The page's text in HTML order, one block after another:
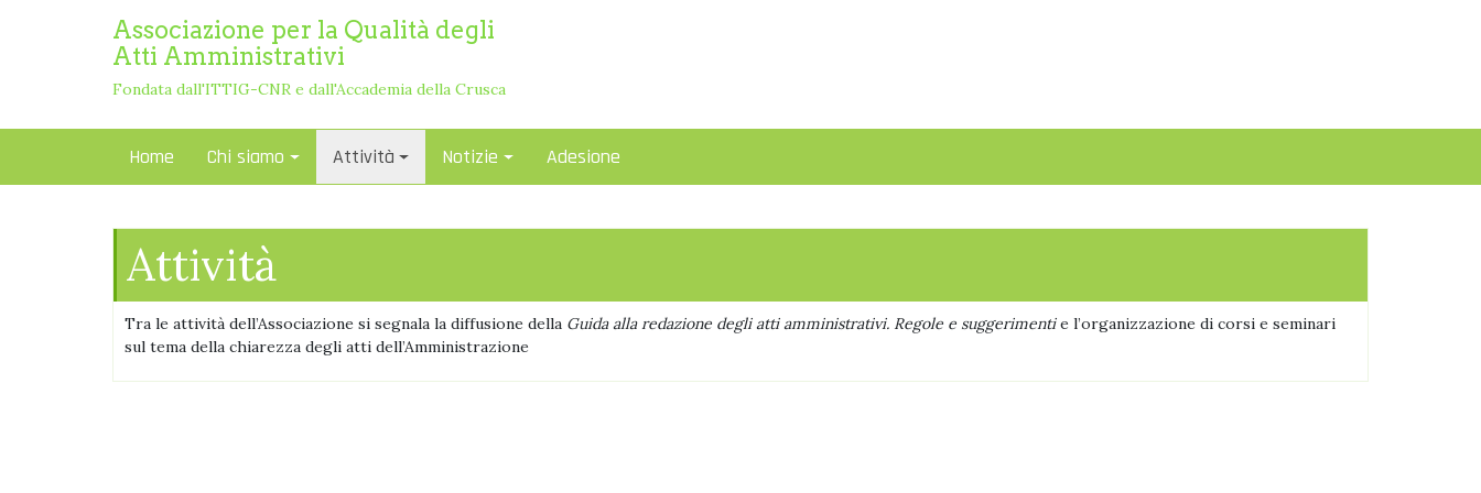
Associazione per la Qualità degli
Atti Amministrativi
Fondata dall'ITTIG-CNR e dall'Accademia della Crusca
Home Chi siamo Attività Notizie Adesione
Attività
Tra le attività dell’Associazione si segnala la diffusione della Guida alla redazione degli atti amministrativi. Regole e suggerimentie l’organizzazione di corsi e seminari
sul tema della chiarezza degli atti dell’Amministrazione